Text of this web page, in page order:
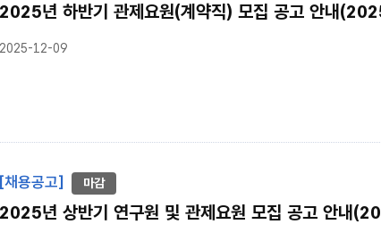
2025년 하반기 관제요원(계약직) 모집 공고 안내
2025-12-09
[채용공고] 마감
2025년 상반기 연구원 및 관제요원 모집 공고 안내